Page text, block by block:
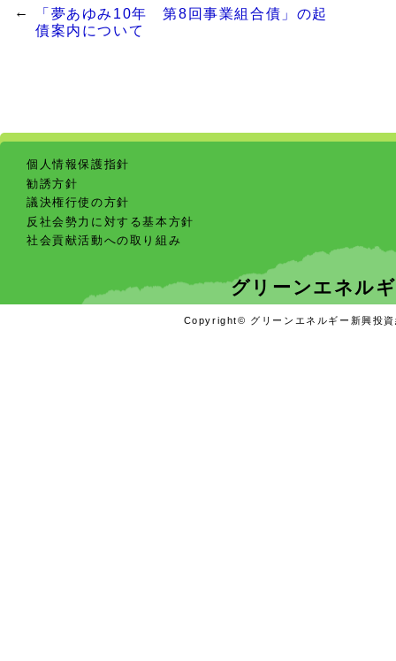
「夢あゆみ10年 第8回事業組合債」の起
債案内について
個人情報保護指針
勧誘方針
議決権行使の方針
反社会勢力に対する基本方針
社会貢献活動への取り組み
グリーンエネル
Copyright© グリーンエネルギー新興投